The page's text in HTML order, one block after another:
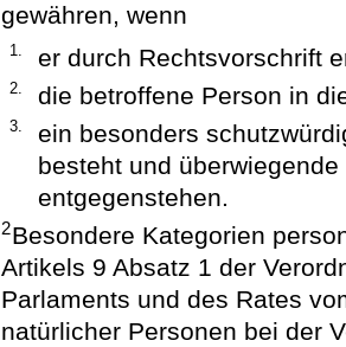
gewähren, wenn
1. er durch Rechtsvorschrift
2. die betroffene Person in
3.
ein besonders
besteht und
entgegenstehen.
2Besondere Kategorien
Artikels 9 Absatz 1 der
Parlaments und des Rates
natürlicher Personen bei der